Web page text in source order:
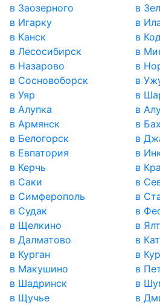
в Заозерного
в
в Игарку
в
в Канск
в
в Лесосибирск
в
в Назарово
в
в Сосновоборск
в
в Уяр
в
в Алупка
в
в Армянск
в
в Белогорск
в
в Евпатория
в
в Керчь
в
в Саки
в
в Симферополь
в
в Судак
в
в Щелкино
в
в Далматово
в
в Курган
в
в Макушино
в
в Шадринск
в
в Щучье
в